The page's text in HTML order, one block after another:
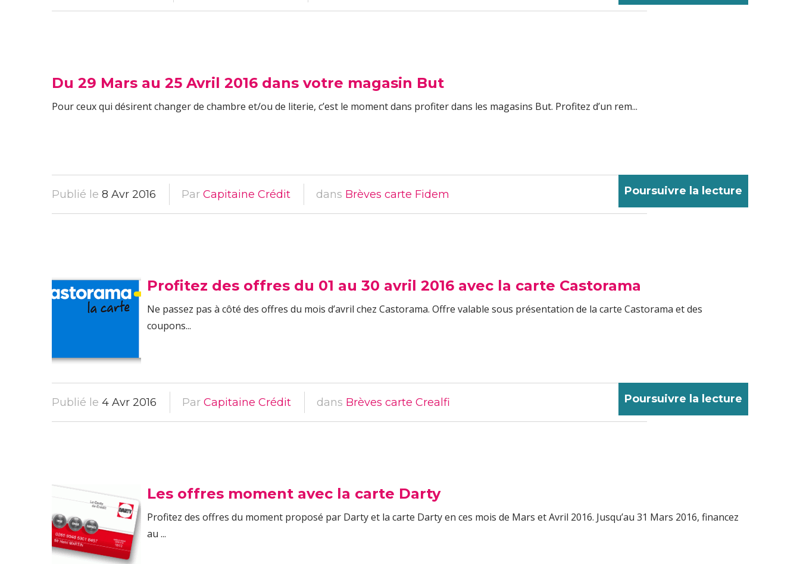
Du 29 Mars au 25 Avril 2016 dans votre magasin But
Pour ceux qui désirent changer de chambre et/ou de literie, c’est le moment dans profiter dans les magasins But. Profitez d’un rem...
Publié le 8 Avr 2016 Par Capitaine Crédit dans Brèves carte Fidem Poursuivre la lecture
Profitez des offres du 01 au 30 avril 2016 avec la carte Castorama
Ne passez pas à côté des offres du mois d’avril chez Castorama. Offre valable sous présentation de la carte Castorama et des
coupons...
Publié le 4 Avr 2016 Par Capitaine Crédit dans Brèves carte Crealfi Poursuivre la lecture
Les offres moment avec la carte Darty
Profitez des offres du moment proposé par Darty et la carte Darty en ces mois de Mars et Avril 2016. Jusqu’au 31 Mars 2016, financez
au ...